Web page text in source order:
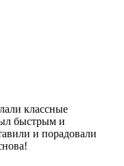
классные
быстрым и
и порадовали